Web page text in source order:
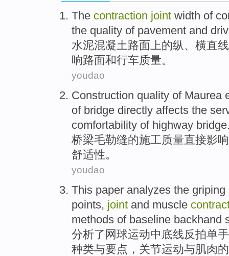
The contraction joint width of
the quality of pavement and
水泥混凝土路面上的纵、横直
响路面和行车质量。
youdao
Construction quality of Maurea
of bridge directly affects the
comfortability of highway
桥梁毛勒缝的施工质量直接影响
舒适性。
youdao
This paper analyzes the griping
points, joint and muscle
methods of baseline backhand
分析了网球运动中 底线反拍单手
种类与要点 ， 关节运动与肌肉的